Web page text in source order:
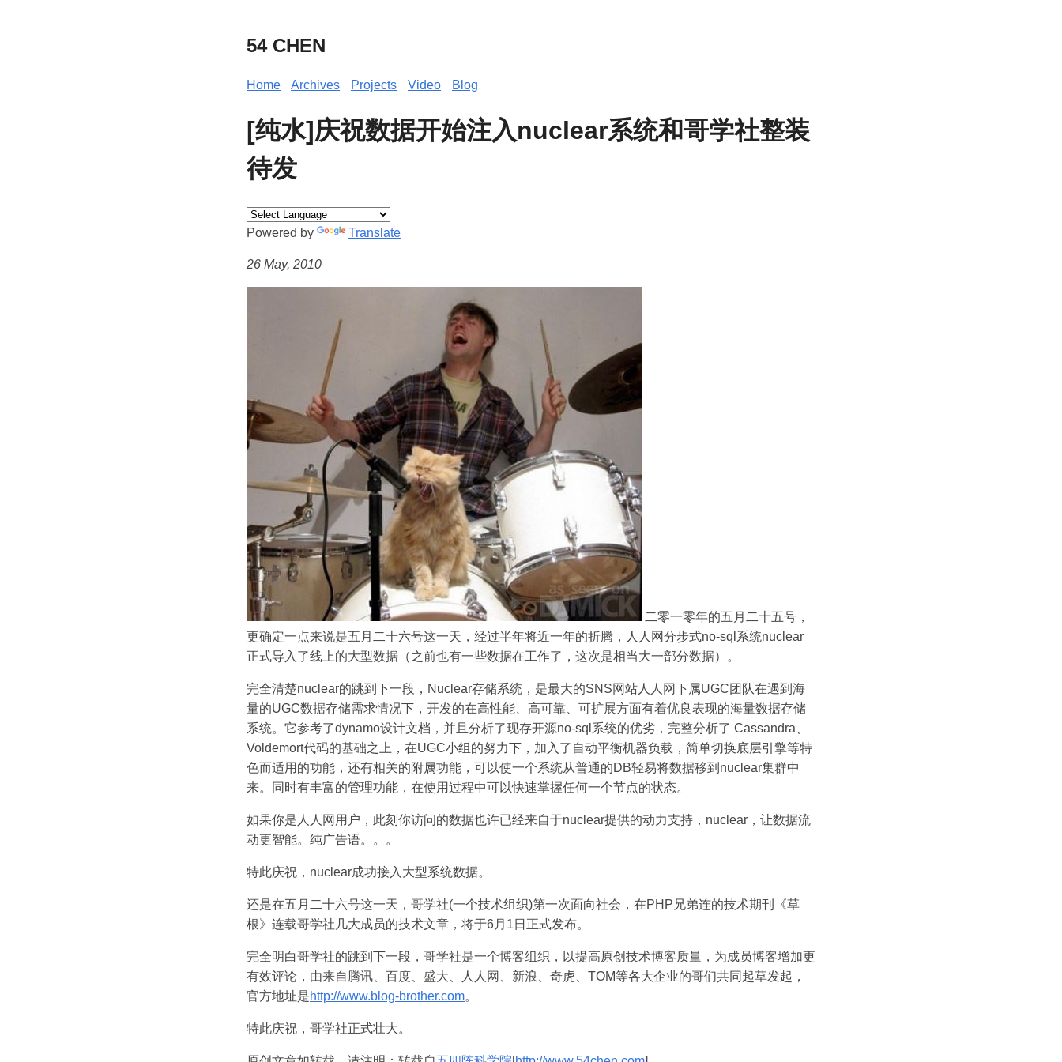
54 CHEN
Home Archives Projects Video Blog
[纯水]庆祝数据开始注入nuclear系统和哥学社整装
待发
Powered by Translate
26 May, 2010
二零一零年的五月二十五号，
更确定一点来说是五月二十六号这一天，经过半年将近一年的折腾，人人网分步式no-sql系统nuclear
正式导入了线上的大型数据（之前也有一些数据在工作了，这次是相当大一部分数据）。
完全清楚nuclear的跳到下一段，Nuclear存储系统，是最大的SNS网站人人网下属UGC团队在遇到海
量的UGC数据存储需求情况下，开发的在高性能、高可靠、可扩展方面有着优良表现的海量数据存储
系统。它参考了dynamo设计文档，并且分析了现存开源no-sql系统的优劣，完整分析了 Cassandra、
Voldemort代码的基础之上，在UGC小组的努力下，加入了自动平衡机器负载，简单切换底层引擎等特
色而适用的功能，还有相关的附属功能，可以使一个系统从普通的DB轻易将数据移到nuclear集群中
来。同时有丰富的管理功能，在使用过程中可以快速掌握任何一个节点的状态。
如果你是人人网用户，此刻你访问的数据也许已经来自于nuclear提供的动力支持，nuclear，让数据流
动更智能。纯广告语。。。
特此庆祝，nuclear成功接入大型系统数据。
还是在五月二十六号这一天，哥学社(一个技术组织)第一次面向社会，在PHP兄弟连的技术期刊《草
根》连载哥学社几大成员的技术文章，将于6月1日正式发布。
完全明白哥学社的跳到下一段，哥学社是一个博客组织，以提高原创技术博客质量，为成员博客增加更
有效评论，由来自腾讯、百度、盛大、人人网、新浪、奇虎、TOM等各大企业的哥们共同起草发起，
官方地址是http://www.blog-brother.com。
特此庆祝，哥学社正式壮大。